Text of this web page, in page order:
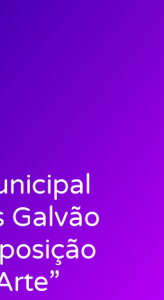
Galvão